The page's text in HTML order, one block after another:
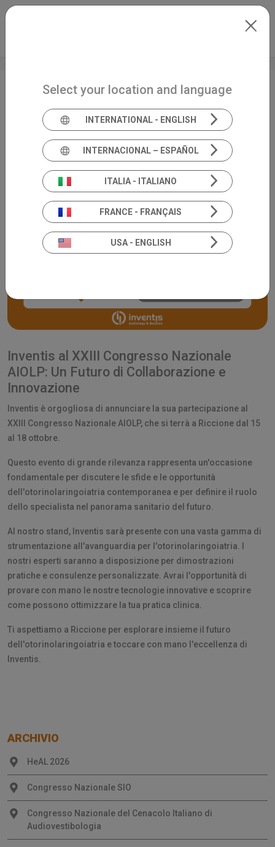
Skip to main content
ARCHIVIO
HeAL 2026
Congresso Nazionale SIO
Congresso Nazionale del Cenacolo Italiano di
Audiovestibologia
Congresso Nazionale
AIOLP
Inventis al XXIII Congresso Nazionale
AIOLP: Un Futuro di Collaborazione e
Innovazione
Inventis è orgogliosa di annunciare la sua partecipazione al
XXIII Congresso Nazionale AIOLP, che si terrà a Riccione dal 15
al 18 ottobre.
Questo evento di grande rilevanza rappresenta un'occasione
fondamentale per discutere le sfide e le opportunità
dell'otorinolaringoiatria contemporanea e per definire il ruolo
dello specialista nel panorama sanitario del futuro.
Al nostro stand, Inventis sarà presente con una vasta gamma di
strumentazione all'avanguardia per l'otorinolaringoiatria. I
nostri esperti saranno a disposizione per dimostrazioni
pratiche e consulenze personalizzate. Avrai l'opportunità di
provare con mano le nostre tecnologie innovative e scoprire
come possono ottimizzare la tua pratica clinica.
Ti aspettiamo a Riccione per esplorare insieme il futuro
dell'otorinolaringoiatria e toccare con mano l'eccellenza di
Inventis.
Select your location and language
INTERNATIONAL - ENGLISH
INTERNACIONAL – ESPAÑOL
ITALIA - ITALIANO
FRANCE - FRANÇAIS
USA - ENGLISH